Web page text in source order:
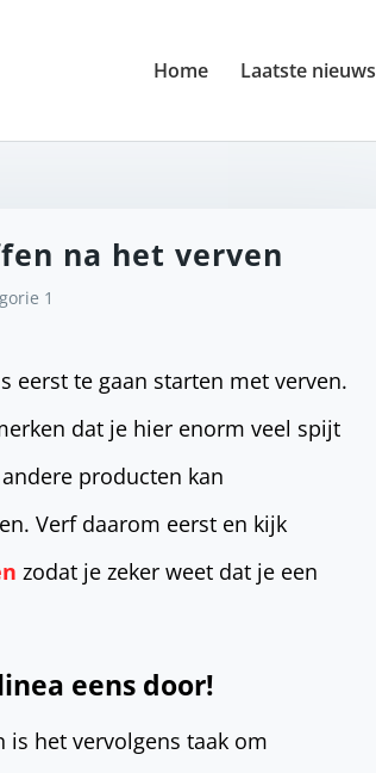
Home Laatste nieuws
na het verven
1
eerst te gaan starten met verven.
dat je hier enorm veel spijt
producten kan
Verf daarom eerst en kijk
zodat je zeker weet dat je een
eens door!
is het vervolgens taak om